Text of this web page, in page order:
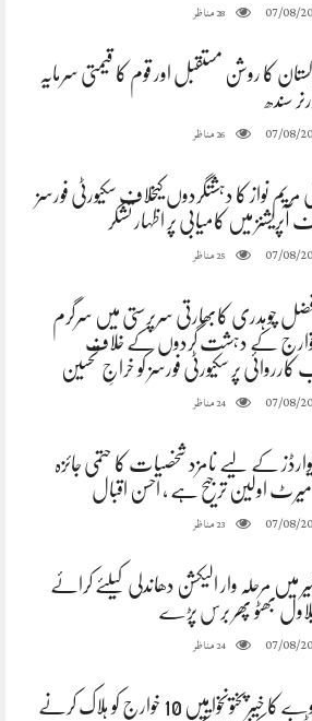
07/08/
28مناظر
کا روشن مستقبل اور قوم کا قیمتی سرمایہ
سندھ
07/08/
26مناظر
مریم نواز کا دہشتگردوں کیخلاف سکیورٹی فورسز
آپریشنز میں کامیابی پر اظہار تشکر
07/08/
25مناظر
چوہدری کابھارتی سرپرستی میں سرگرم
کے دہشت گردوں کے خلاف
کارروائی پر سکیورٹی فورسز کو خراجِ تحسین
07/08/
24مناظر
کے لیے نامزد شخصیات کا حتمی جائزہ
میرٹ اولین ترجیح ہے ، احسن اقبال
07/08/
23مناظر
میں مرحلہ وار الیکشن دھاندلی کیلئے کرائے
بھٹو پھر برس پڑے
07/08/
24مناظر
وزیر ریلوے کا خیبرپختونخوا میں 10 خوارج کو ہلاک کرنے